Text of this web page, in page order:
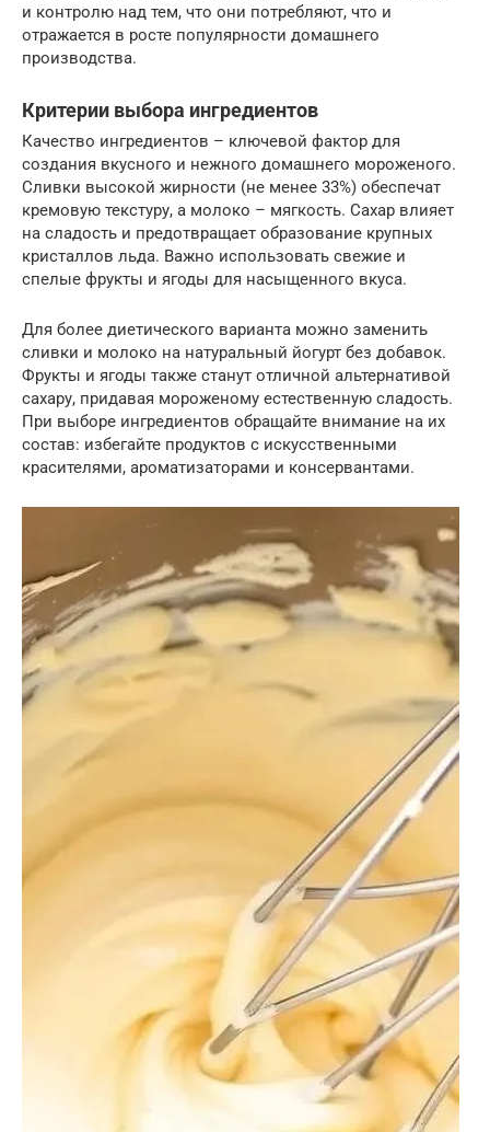
и контролю над тем, что они потребляют, что и
отражается в росте популярности домашнего
производства.
Критерии выбора ингредиентов
Качество ингредиентов – ключевой фактор для
создания вкусного и нежного домашнего мороженого.
Сливки высокой жирности (не менее 33%) обеспечат
кремовую текстуру, а молоко – мягкость. Сахар влияет
на сладость и предотвращает образование крупных
кристаллов льда. Важно использовать свежие и
спелые фрукты и ягоды для насыщенного вкуса.
Для более диетического варианта можно заменить
сливки и молоко на натуральный йогурт без добавок.
Фрукты и ягоды также станут отличной альтернативой
сахару, придавая мороженому естественную сладость.
При выборе ингредиентов обращайте внимание на их
состав: избегайте продуктов с искусственными
красителями, ароматизаторами и консервантами.